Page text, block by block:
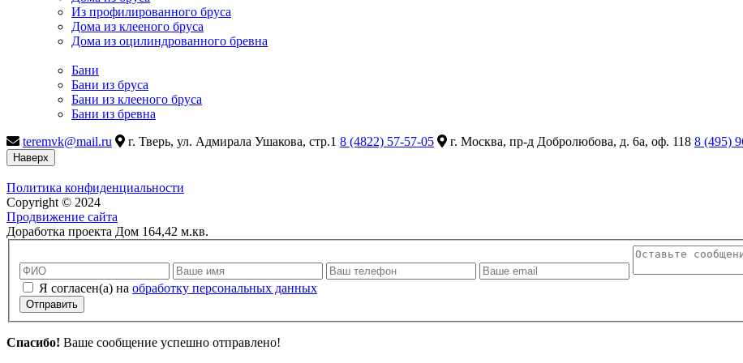
Из профилированного бруса
Дома из клееного бруса
Дома из оцилиндрованного бревна
Бани
Бани из бруса
Бани из клееного бруса
Бани из бревна
teremvk@mail.ru
г. Тверь, ул. Адмирала Ушакова, стр.1 8 (4822) 57-57-05 г. Москва, пр-д Добролюбова, д. 6а, оф. 118 8 (495)
Наверх
Политика конфиденциальности
Copyright © 2024
Продвижение сайта
Доработка проекта Дом 164,42 м.кв.
Я согласен(а) на обработку персональных данных
Отправить
Спасибо! Ваше сообщение успешно отправлено!